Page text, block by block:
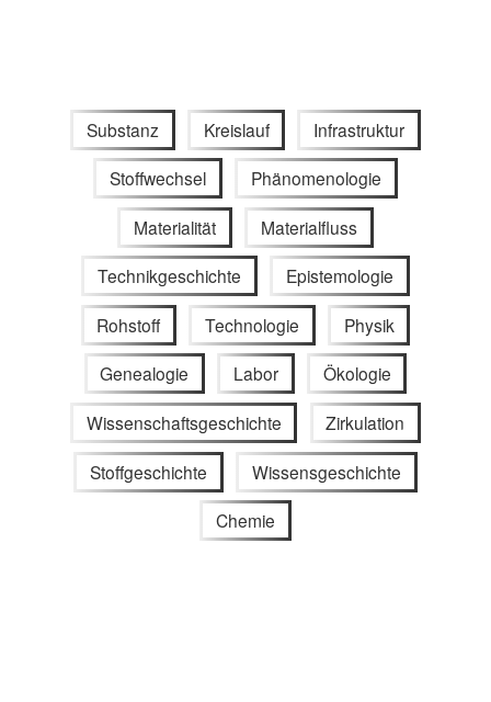
Substanz Kreislauf Infrastruktur
Stoffwechsel Phänomenologie
Materialität Materialfluss
Technikgeschichte Epistemologie
Rohstoff Technologie Physik
Genealogie Labor Ökologie
Wissenschaftsgeschichte Zirkulation
Stoffgeschichte Wissensgeschichte
Chemie